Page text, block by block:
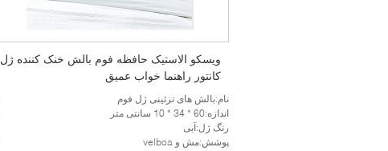
ویسکو الاستیک حافظه فوم بالش خنک کننده ژل
کانتور راهنما خواب عمیق
نام:بالش های تزئینی ژل فوم
اندازه:60 * 34 * 10 سانتی متر
رنگ ژل:آبی
پوشش:مش و velboa